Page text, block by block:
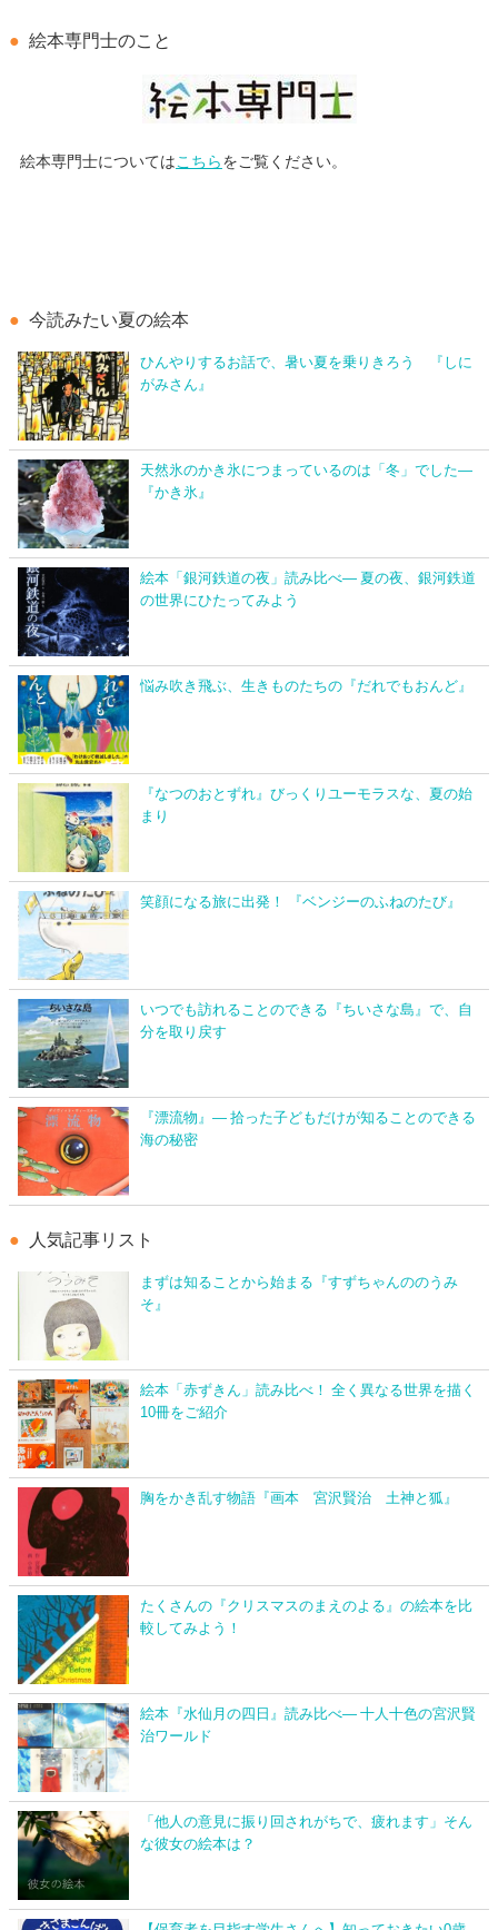
絵本専門士のこと
絵本専門士については こちら をご覧ください。
今読みたい夏の絵本
ひんやりするお話で、暑い夏を乗りきろう 『しに
がみさん』
天然氷のかき氷につまっているのは「冬」でした―
『かき氷』
絵本「銀河鉄道の夜」読み比べ― 夏の夜、銀河鉄道
の世界にひたってみよう
悩み吹き飛ぶ、生きものたちの『だれでもおんど』
『なつのおとずれ』びっくりユーモラスな、夏の始
まり
笑顔になる旅に出発！ 『ベンジーのふねのたび』
いつでも訪れることのできる『ちいさな島』で、自
分を取り戻す
『漂流物』― 拾った子どもだけが知ることのできる
海の秘密
人気記事リスト
まずは知ることから始まる『すずちゃんののうみ
そ』
絵本「赤ずきん」読み比べ！ 全く異なる世界を描く
10冊をご紹介
胸をかき乱す物語『画本 宮沢賢治 土神と狐』
たくさんの『クリスマスのまえのよる』の絵本を比
較してみよう！
絵本『水仙月の四日』読み比べ― 十人十色の宮沢賢
治ワールド
「他人の意見に振り回されがちで、疲れます」そん
な彼女の絵本は？